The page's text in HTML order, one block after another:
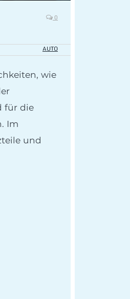
0
AUTO
wie
für die
Im
und